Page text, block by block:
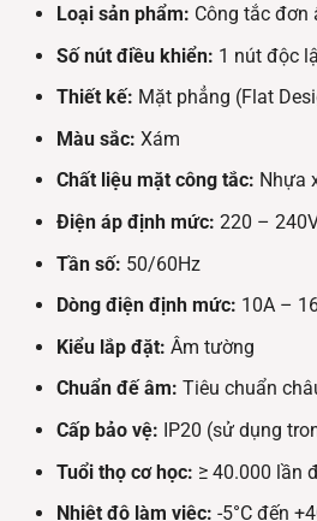
Loại sản phẩm: Công tắc đơn
Số nút điều khiển: 1 nút độc
Thiết kế: Mặt phẳng (Flat
Màu sắc: Xám
Chất liệu mặt công tắc: Nhựa
Điện áp định mức: 220 –
Tần số: 50/60Hz
Dòng điện định mức: 10A –
Kiểu lắp đặt: Âm tường
Chuẩn đế âm: Tiêu chuẩn
Cấp bảo vệ: IP20 (sử dụng
Tuổi thọ cơ học: ≥ 40.000 lần
Nhiệt độ làm việc: -5°C đến